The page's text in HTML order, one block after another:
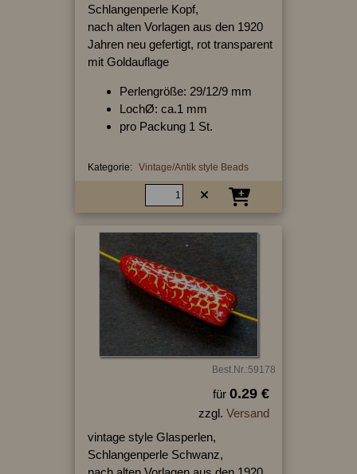
Schlangenperle Kopf,
nach alten Vorlagen aus den 1920
Jahren neu gefertigt, rot transparent
mit Goldauflage
Perlengröße: 29/12/9 mm
LochØ: ca.1 mm
pro Packung 1 St.
Kategorie: Vintage/Antik style Beads
Best.Nr.:59178
für 0.29 €
zzgl. Versand
vintage style Glasperlen,
Schlangenperle Schwanz,